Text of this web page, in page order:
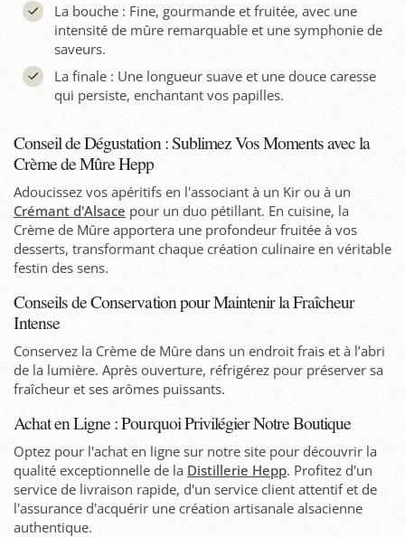
La bouche : Fine, gourmande et fruitée, avec une
intensité de mûre remarquable et une symphonie de
saveurs.
La finale : Une longueur suave et une douce caresse
qui persiste, enchantant vos papilles.
Conseil de Dégustation : Sublimez Vos Moments avec la
Crème de Mûre Hepp
Adoucissez vos apéritifs en l'associant à un Kir ou à un
Crémant d'Alsace pour un duo pétillant. En cuisine, la
Crème de Mûre apportera une profondeur fruitée à vos
desserts, transformant chaque création culinaire en véritable
festin des sens.
Conseils de Conservation pour Maintenir la Fraîcheur
Intense
Conservez la Crème de Mûre dans un endroit frais et à l’abri
de la lumière. Après ouverture, réfrigérez pour préserver sa
fraîcheur et ses arômes puissants.
Achat en Ligne : Pourquoi Privilégier Notre Boutique
Optez pour l'achat en ligne sur notre site pour découvrir la
qualité exceptionnelle de la Distillerie Hepp. Profitez d'un
service de livraison rapide, d'un service client attentif et de
l'assurance d'acquérir une création artisanale alsacienne
authentique.